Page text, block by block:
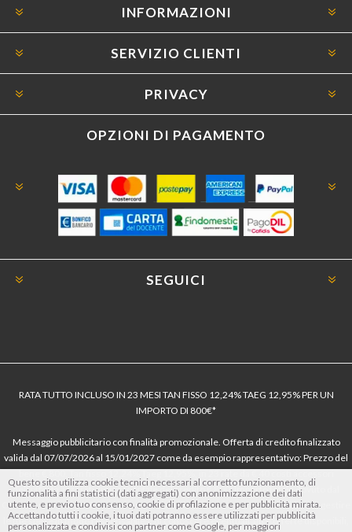
INFORMAZIONI
SERVIZIO CLIENTI
PRIVACY
OPZIONI DI PAGAMENTO
SEGUICI
RATA TUTTO INCLUSO IN 23 MESI TAN FISSO 12,24% TAEG 12,95% PER UN
IMPORTO DI 800€*
Messaggio pubblicitario con finalità promozionale. Offerta di credito finalizzato
valida dal 07/07/2026 al 15/01/2027 come da esempio rappresentativo: Prezzo del
dell’offerta azzerati. Importo totale del credito € 800. Importo totale dovuto dal
Consumatore € 920. Decorrenza media della prima rata a 90 giorni. Al fine di gestire
le tue spese in modo responsabile e di conoscere eventuali altre offerte disponibili,
Questo sito utilizza cookie tecnici necessari al corretto funzionamento, di
funzionalità a fini statistici (dati aggregati) con anonimizzazione dei dati
utente, e previo tuo consenso, cookie di profilazione e per pubblicità mirata.
Accettando tutti i cookie, i tuoi dati potranno essere utilizzati per pubblicità
personalizzata e condivisi con partner come Google, per maggiori